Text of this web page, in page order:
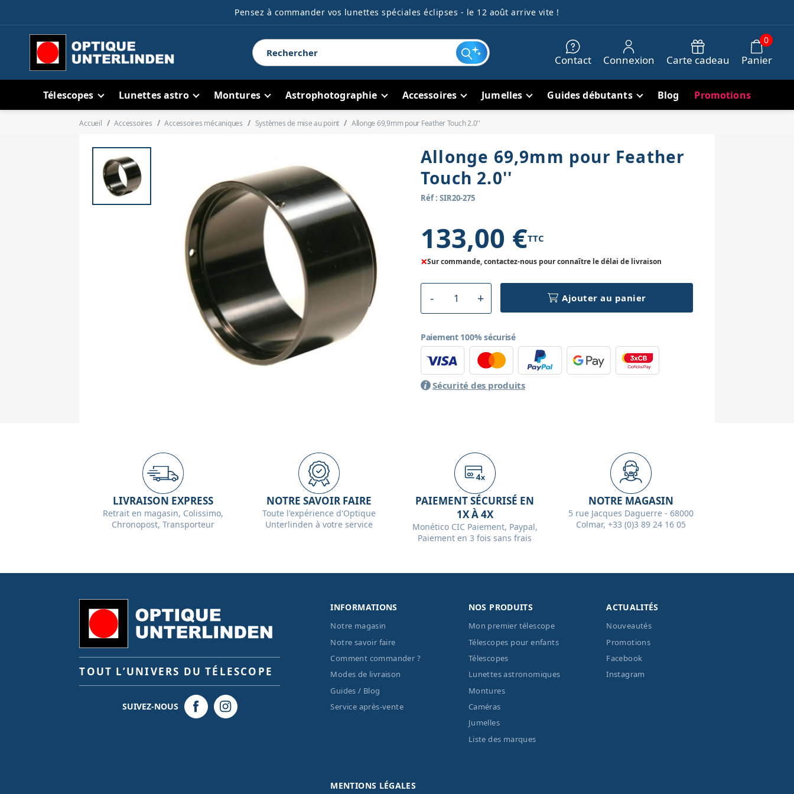
Pensez à commander vos lunettes spéciales éclipses - le 12 août arrive vite !
Contact Connexion Carte cadeau Panier
0
Télescopes Lunettes astro Montures Astrophotographie Accessoires Jumelles Guides débutants Blog Promotions
Accueil Accessoires Accessoires mécaniques Systèmes de mise au point Allonge 69,9mm pour Feather Touch 2.0''
Allonge 69,9mm pour Feather
Touch 2.0''
Réf : SIR20-275
133,00 €TTC
×Sur commande, contactez-nous pour connaître le délai de livraison
Ajouter au panier
Paiement 100% sécurisé
Sécurité des produits
LIVRAISON EXPRESS
Retrait en magasin, Colissimo,
Chronopost, Transporteur
NOTRE SAVOIR FAIRE
Toute l'expérience d'Optique
Unterlinden à votre service
PAIEMENT SÉCURISÉ EN
1X À 4X
Monético CIC Paiement, Paypal,
Paiement en 3 fois sans frais
NOTRE MAGASIN
5 rue Jacques Daguerre - 68000
Colmar, +33 (0)3 89 24 16 05
TOUT L’UNIVERS DU TÉLESCOPE
SUIVEZ-NOUS
INFORMATIONS
Notre magasin
Notre savoir faire
Comment commander ?
Modes de livraison
Guides / Blog
Service après-vente
NOS PRODUITS
Mon premier télescope
Télescopes pour enfants
Télescopes
Lunettes astronomiques
Montures
Caméras
Jumelles
Liste des marques
ACTUALITÉS
Nouveautés
Promotions
Facebook
Instagram
MENTIONS LÉGALES